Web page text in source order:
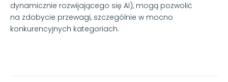
dynamicznie rozwijającego się AI), mogą pozwolić
na zdobycie przewagi, szczególnie w mocno
konkurencyjnych kategoriach.